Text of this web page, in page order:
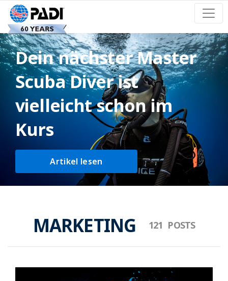
Dein nächster Master
Scuba Diver ist
vielleicht schon im
Kurs
Artikel lesen
MARKETING